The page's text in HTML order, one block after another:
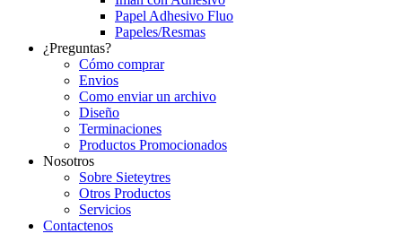
Papel Adhesivo Fluo
Papeles/Resmas
¿Preguntas?
Cómo comprar
Envios
Como enviar un archivo
Diseño
Terminaciones
Productos Promocionados
Nosotros
Sobre Sieteytres
Otros Productos
Servicios
Contactenos